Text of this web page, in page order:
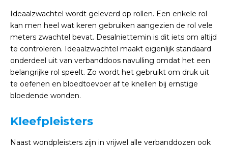
Ideaalzwachtel wordt geleverd op rollen. Een enkele rol
kan men heel wat keren gebruiken aangezien de rol vele
meters zwachtel bevat. Desalniettemin is dit iets om altijd
te controleren. Ideaalzwachtel maakt eigenlijk standaard
onderdeel uit van verbanddoos navulling omdat het een
belangrijke rol speelt. Zo wordt het gebruikt om druk uit
te oefenen en bloedtoevoer af te knellen bij ernstige
bloedende wonden.
Kleefpleisters
Naast wondpleisters zijn in vrijwel alle verbanddozen ook